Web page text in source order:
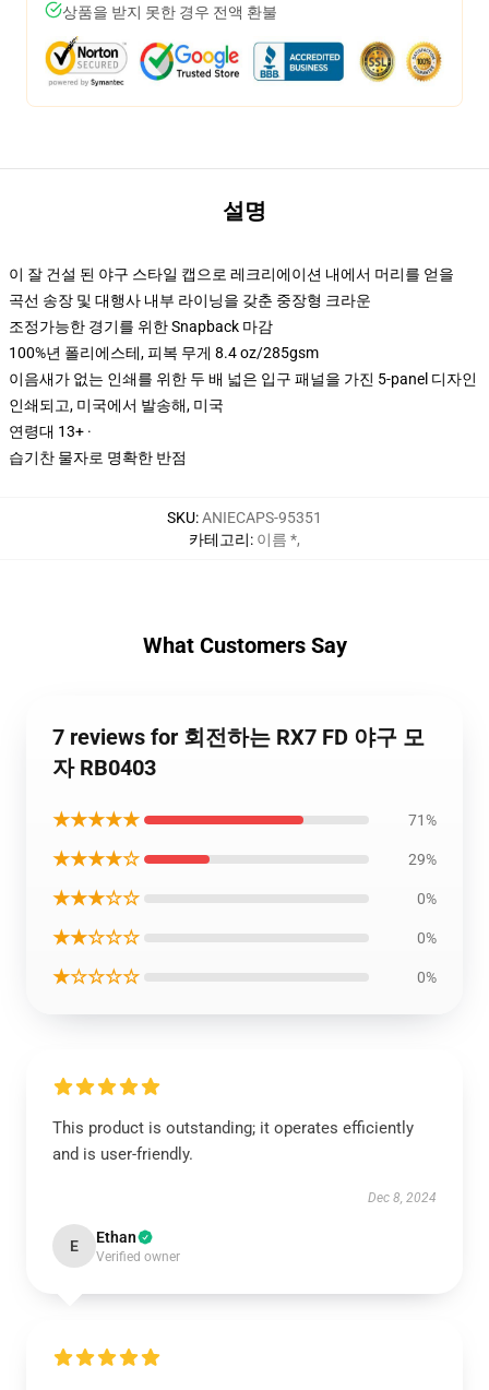
상품을 받지 못한 경우 전액 환불
설명
이 잘 건설 된 야구 스타일 캡으로 레크리에이션 내에서 머리를 얻을
곡선 송장 및 대행사 내부 라이닝을 갖춘 중장형 크라운
조정가능한 경기를 위한 Snapback 마감
100%년 폴리에스테, 피복 무게 8.4 oz/285gsm
이음새가 없는 인쇄를 위한 두 배 넓은 입구 패널을 가진 5-panel 디자인
인쇄되고, 미국에서 발송해, 미국
연령대 13+ ·
습기찬 물자로 명확한 반점
SKU:ANIECAPS-95351
카테고리: 이름 *,
What Customers Say
7 reviews for 회전하는 RX7 FD 야구 모
자 RB0403
★★★★★ 71%
★★★★☆ 29%
★★★☆☆ 0%
★★☆☆☆ 0%
★☆☆☆☆ 0%
This product is outstanding; it operates efficiently
and is user-friendly.
Dec 8, 2024
E Ethan
Verified owner